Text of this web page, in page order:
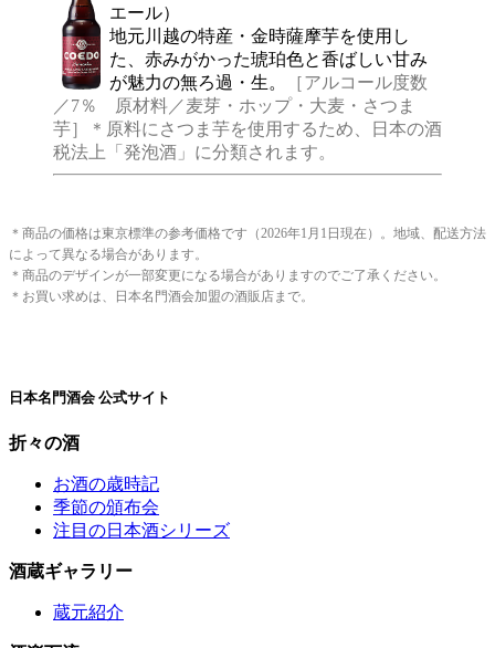
エール）
地元川越の特産・金時薩摩芋を使用し
た、赤みがかった琥珀色と香ばしい甘み
が魅力の無ろ過・生。
［アルコール度数
／7％ 原材料／麦芽・ホップ・大麦・さつま
芋］＊原料にさつま芋を使用するため、日本の酒
税法上「発泡酒」に分類されます。
＊商品の価格は東京標準の参考価格です（2026年1月1日現在）。地域、配送方法
によって異なる場合があります。
＊商品のデザインが一部変更になる場合がありますのでご了承ください。
＊お買い求めは、日本名門酒会加盟の酒販店まで。
日本名門酒会 公式サイト
折々の酒
お酒の歳時記
季節の頒布会
注目の日本酒シリーズ
酒蔵ギャラリー
蔵元紹介